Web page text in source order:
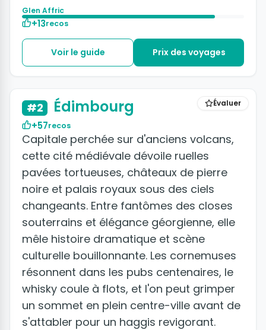
Glen Affric
+13recos
Voir le guide Prix des voyages
Évaluer
#2 Édimbourg
+57recos
Capitale perchée sur d'anciens volcans,
cette cité médiévale dévoile ruelles
pavées tortueuses, châteaux de pierre
noire et palais royaux sous des ciels
changeants. Entre fantômes des closes
souterrains et élégance géorgienne, elle
mêle histoire dramatique et scène
culturelle bouillonnante. Les cornemuses
résonnent dans les pubs centenaires, le
whisky coule à flots, et l'on peut grimper
un sommet en plein centre-ville avant de
s'attabler pour un haggis revigorant.